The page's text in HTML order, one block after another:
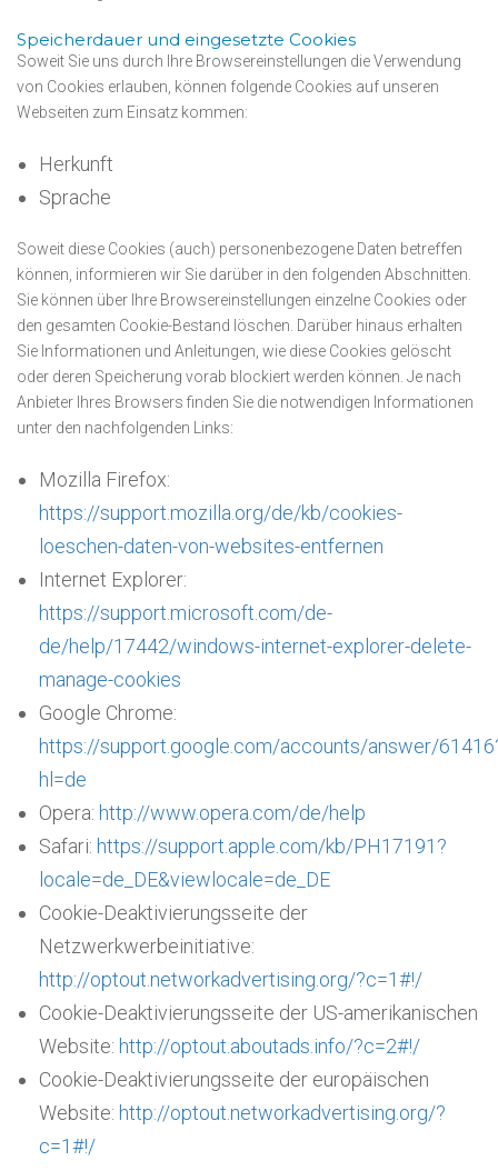
Speicherdauer und eingesetzte Cookies
Soweit Sie uns durch Ihre Browsereinstellungen die Verwendung
von Cookies erlauben, können folgende Cookies auf unseren
Webseiten zum Einsatz kommen:
Herkunft
Sprache
Soweit diese Cookies (auch) personenbezogene Daten betreffen
können, informieren wir Sie darüber in den folgenden Abschnitten.
Sie können über Ihre Browsereinstellungen einzelne Cookies oder
den gesamten Cookie-Bestand löschen. Darüber hinaus erhalten
Sie Informationen und Anleitungen, wie diese Cookies gelöscht
oder deren Speicherung vorab blockiert werden können. Je nach
Anbieter Ihres Browsers finden Sie die notwendigen Informationen
unter den nachfolgenden Links:
Mozilla Firefox:
https://support.mozilla.org/de/kb/cookies-
loeschen-daten-von-websites-entfernen
Internet Explorer:
https://support.microsoft.com/de-
de/help/17442/windows-internet-explorer-delete-
manage-cookies
Google Chrome:
https://support.google.com/accounts/answer/
hl=de
Opera: http://www.opera.com/de/help
Safari: https://support.apple.com/kb/PH17191?
locale=de_DE&viewlocale=de_DE
Cookie-Deaktivierungsseite der
Netzwerkwerbeinitiative:
http://optout.networkadvertising.org/?c=1#!/
Cookie-Deaktivierungsseite der US-amerikanischen
Website: http://optout.aboutads.info/?c=2#!/
Cookie-Deaktivierungsseite der europäischen
Website: http://optout.networkadvertising.org/?
c=1#!/